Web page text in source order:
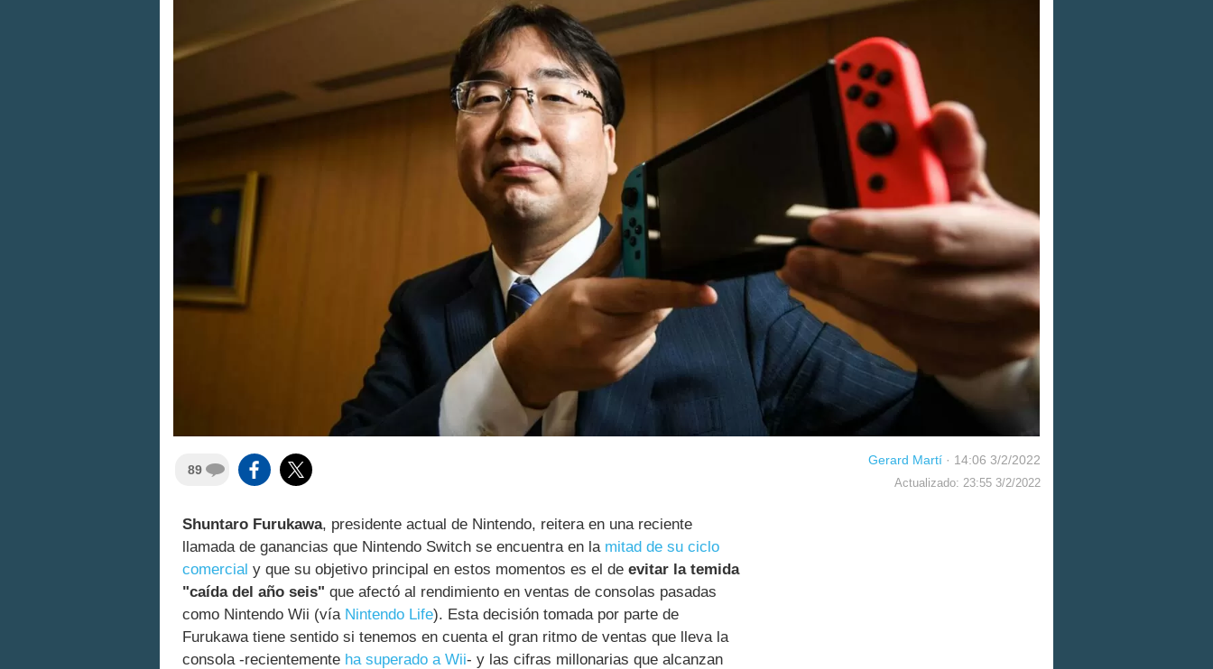
89
Gerard Martí · 14:06 3/2/2022
Actualizado: 23:55 3/2/2022
Shuntaro Furukawa, presidente actual de Nintendo, reitera en una reciente
llamada de ganancias que Nintendo Switch se encuentra en la mitad de su ciclo
comercial y que su objetivo principal en estos momentos es el de evitar la temida
"caída del año seis" que afectó al rendimiento en ventas de consolas pasadas
como Nintendo Wii (vía Nintendo Life). Esta decisión tomada por parte de
Furukawa tiene sentido si tenemos en cuenta el gran ritmo de ventas que lleva la
consola -recientemente ha superado a Wii- y las cifras millonarias que alcanzan